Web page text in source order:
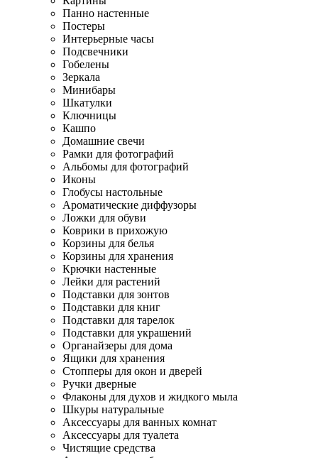
Панно настенные
Постеры
Интерьерные часы
Подсвечники
Гобелены
Зеркала
Минибары
Шкатулки
Ключницы
Кашпо
Домашние свечи
Рамки для фотографий
Альбомы для фотографий
Иконы
Глобусы настольные
Ароматические диффузоры
Ложки для обуви
Коврики в прихожую
Корзины для белья
Корзины для хранения
Крючки настенные
Лейки для растений
Подставки для зонтов
Подставки для книг
Подставки для тарелок
Подставки для украшений
Органайзеры для дома
Ящики для хранения
Стопперы для окон и дверей
Ручки дверные
Флаконы для духов и жидкого мыла
Шкуры натуральные
Аксессуары для ванных комнат
Аксессуары для туалета
Чистящие средства